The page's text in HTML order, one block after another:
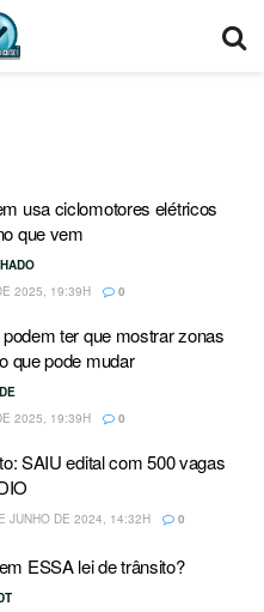
usa ciclomotores elétricos
que vem
2025, 19:39H
0
ter que mostrar zonas
que pode mudar
2025, 19:39H
0
SAIU edital com 500 vagas
JUNHO DE 2024, 14:32H 0
ESSA lei de trânsito?